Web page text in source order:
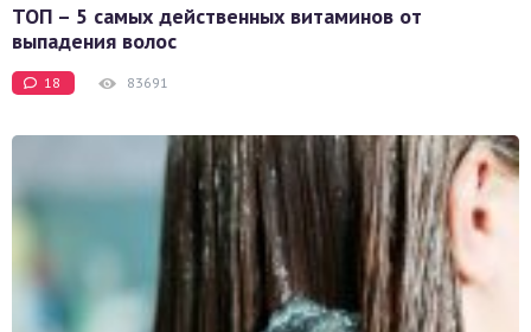
ТОП – 5 самых действенных витаминов от
выпадения волос
18 83691